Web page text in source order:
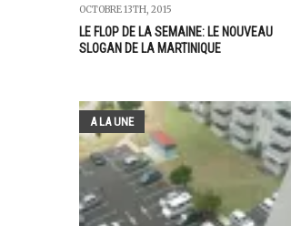
OCTOBRE 13TH, 2015
LE FLOP DE LA SEMAINE: LE NOUVEAU
SLOGAN DE LA MARTINIQUE
A LA UNE